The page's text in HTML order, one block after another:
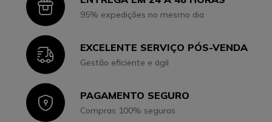
Icon95% expedições no mesmo dia
IconEXCELENTE SERVIÇO PÓS-VENDA
Gestão eficiente e ágil
IconPAGAMENTO SEGURO
Compras 100% seguras